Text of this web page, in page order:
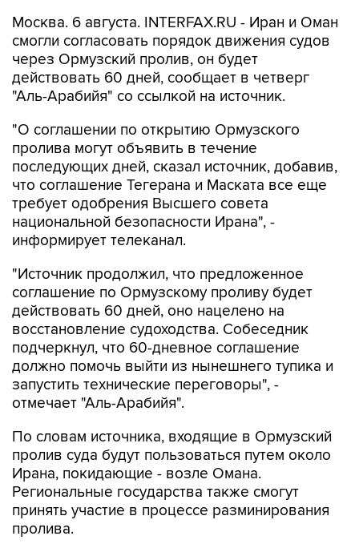
Москва. 6 августа. INTERFAX.RU - Иран и Оман
смогли согласовать порядок движения судов
через Ормузский пролив, он будет
действовать 60 дней, сообщает в четверг
"Аль-Арабийя" со ссылкой на источник.
"О соглашении по открытию Ормузского
пролива могут объявить в течение
последующих дней, сказал источник, добавив,
что соглашение Тегерана и Маската все еще
требует одобрения Высшего совета
национальной безопасности Ирана", -
информирует телеканал.
"Источник продолжил, что предложенное
соглашение по Ормузскому проливу будет
действовать 60 дней, оно нацелено на
восстановление судоходства. Собеседник
подчеркнул, что 60-дневное соглашение
должно помочь выйти из нынешнего тупика и
запустить технические переговоры", -
отмечает "Аль-Арабийя".
По словам источника, входящие в Ормузский
пролив суда будут пользоваться путем около
Ирана, покидающие - возле Омана.
Региональные государства также смогут
принять участие в процессе разминирования
пролива.